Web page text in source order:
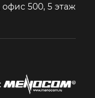
офис 500, 5 этаж